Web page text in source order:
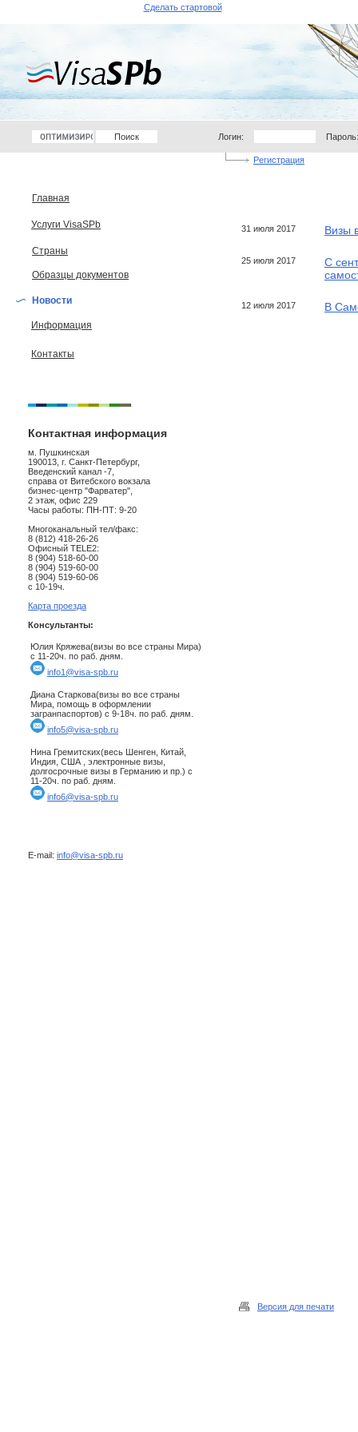
Сделать стартовой
Логин: Пароль:
Регистрация
Главная
Услуги VisaSPb
Страны
Образцы документов
Новости
Информация
Контакты
Контактная информация
м. Пушкинская
190013, г. Санкт-Петербург,
Введенский канал -7,
справа от Витебского вокзала
бизнес-центр "Фарватер",
2 этаж, офис 229
Часы работы: ПН-ПТ: 9-20
Многоканальный тел/факс:
8 (812) 418-26-26
Офисный TELE2:
8 (904) 518-60-00
8 (904) 519-60-00
8 (904) 519-60-06
с 10-19ч.
Карта проезда
Консультанты:
Юлия Кряжева(визы во все страны Мира)
с 11-20ч. по раб. дням.
info1@visa-spb.ru
Диана Старкова(визы во все страны
Мира, помощь в оформлении
загранпаспортов) с 9-18ч. по раб. дням.
info5@visa-spb.ru
Нина Гремитских(весь Шенген, Китай,
Индия, США , электронные визы,
долгосрочные визы в Германию и пр.) с
11-20ч. по раб. дням.
info6@visa-spb.ru
E-mail: info@visa-spb.ru
31 июля 2017 Визы
25 июля 2017
С
12 июля 2017 В
Версия для печати